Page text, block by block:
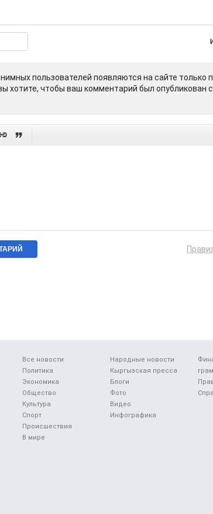
пользователей появляются на сайте только
хотите, чтобы ваш комментарий был опубликован

Все новости
Политика
Экономика
Общество
Культура
Спорт
Происшествия
В мире
Народные новости
Кыргызская пресса
Блоги
Фото
Видео
Инфографика